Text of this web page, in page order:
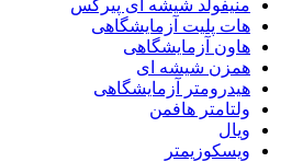
منیفولد شیشه ای پیرکس
هات پلیت آزمایشگاهی
هاون آزمایشگاهی
همزن شیشه ای
هیدرومتر آزمایشگاهی
ولتامتر هافمن
ویال
ویسکوزیمتر